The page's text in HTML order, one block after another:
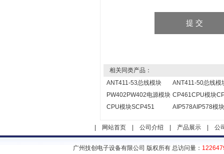
相关同类产品：
ANT411-53总线模块
ANT411-50总线模
PW402PW402电源模块 CP461CPU模块
CPU模块SCP451
AIP578AIP578模块
网站首页| 公司介绍 产品展示| 公
广州技创电子设备有限公司 版权所有 总访问量：